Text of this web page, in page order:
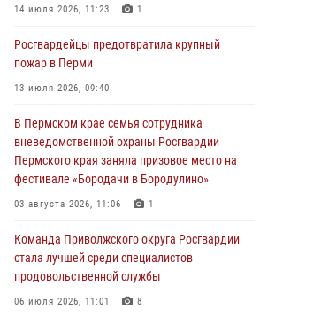
торжественном богослужении в Перми
28 июля 2026, 10:44
при задержании участников преступной
группы в Пермском крае
28 июля 2026, 06:15
Сотрудник СОБР «Стрелец» провели встречу
Росгвардией»
24 июля 2026, 08:45 2
Юные защитники порядка: росгвардейцы
14 июля 2026, 11:23 1
Росгвардейцы предотвратила крупный
пожар в Перми
13 июля 2026, 09:40
В Пермском крае семья сотрудника
вневедомственной охраны Росгвардии
Пермского края заняла призовое место на
фестивале «Бородачи в Бородулино»
03 августа 2026, 11:06 1
Команда Приволжского округа Росгвардии
стала лучшей среди специалистов
продовольственной службы
06 июля 2026, 11:01 8